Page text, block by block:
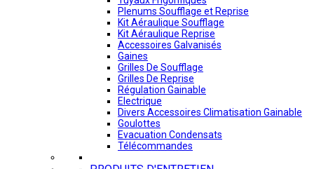
Plenums Soufflage et Reprise
Kit Aéraulique Soufflage
Kit Aéraulique Reprise
Accessoires Galvanisés
Gaines
Grilles De Soufflage
Grilles De Reprise
Régulation Gainable
Electrique
Divers Accessoires Climatisation Gainable
Goulottes
Evacuation Condensats
Télécommandes